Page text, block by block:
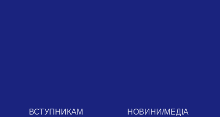
ВСТУПНИКАМ НОВИНИ/МЕДІА